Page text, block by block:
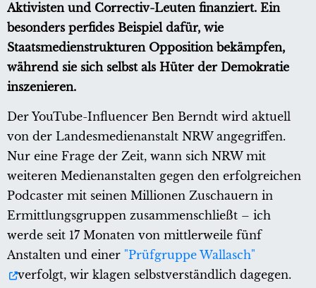
Aktivisten und Correctiv-Leuten finanziert. Ein
besonders perfides Beispiel dafür, wie
Staatsmedienstrukturen Opposition bekämpfen,
während sie sich selbst als Hüter der Demokratie
inszenieren.
Der YouTube-Influencer Ben Berndt wird aktuell
von der Landesmedienanstalt NRW angegriffen.
Nur eine Frage der Zeit, wann sich NRW mit
weiteren Medienanstalten gegen den erfolgreichen
Podcaster mit seinen Millionen Zuschauern in
Ermittlungsgruppen zusammenschließt – ich
werde seit 17 Monaten von mittlerweile fünf
Anstalten und einer "Prüfgruppe Wallasch"
verfolgt, wir klagen selbstverständlich dagegen.